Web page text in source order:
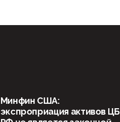
Минфин США:
экспроприация активов ЦБ